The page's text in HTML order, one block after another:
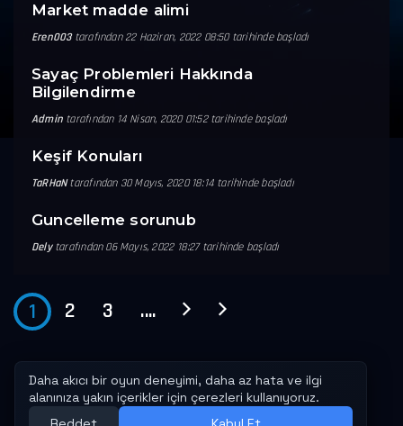
Market madde alimi
Eren003tarafından 22 Haziran, 2022 08:50 tarihinde başladı
Sayaç Problemleri Hakkında
Bilgilendirme
Admin tarafından 14 Nisan, 2020 01:52 tarihinde başladı
Keşif Konuları
TaRHaNtarafından 30 Mayıs, 2020 18:14 tarihinde başladı
Guncelleme sorunub
Delytarafından 06 Mayıs, 2022 18:27 tarihinde başladı
1 2 3 ....